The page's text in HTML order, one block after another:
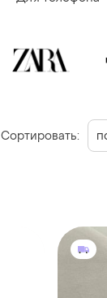
Сортировать: